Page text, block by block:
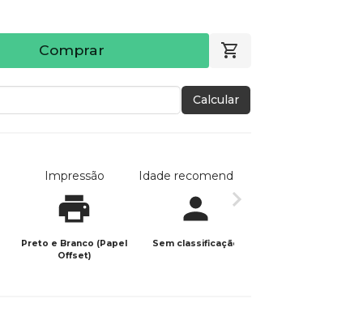
Comprar
Calcular
Impressão
Preto e Branco (Papel
Offset)
Idade recomendada
Sem classificação